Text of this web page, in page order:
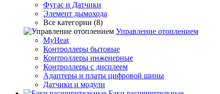
Фугас и Датчики
Элемент дымохода
Все категории (8)
Управление отоплением
MyHeat
Контроллеры бытовые
Контроллеры инженерные
Контроллеры с дисплеем
Адаптеры и платы цифровой шины
Датчики и модули